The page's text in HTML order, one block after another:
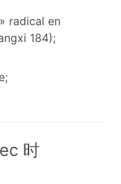
radical en
184);
时